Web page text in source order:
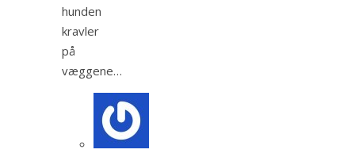
hunden
kravler
på
væggene…